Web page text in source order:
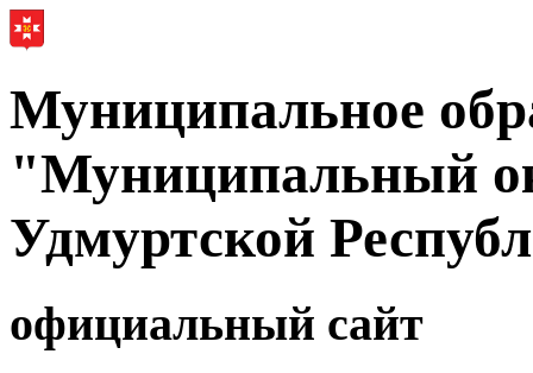
Муниципальное
"Муниципальный
Удмуртской
официальный сайт